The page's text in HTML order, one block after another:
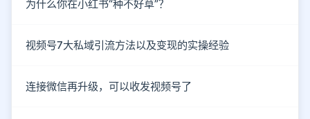
为什么你在小红书“种不好草”？
视频号7大私域引流方法以及变现的实操经验
连接微信再升级，可以收发视频号了